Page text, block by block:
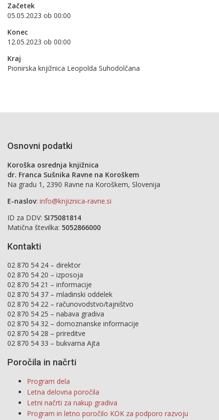
Začetek
05.05.2023 ob 00:00
Konec
12.05.2023 ob 00:00
Kraj
Pionirska knjižnica Leopolda Suhodolčana
Osnovni podatki
Koroška osrednja knjižnica
dr. Franca Sušnika Ravne na Koroškem
Na gradu 1, 2390 Ravne na Koroškem, Slovenija
E-naslov: info@knjiznica-ravne.si
ID za DDV: SI75081814
Matična številka: 5052866000
Kontakti
02 870 54 24 – direktor
02 870 54 20 – izposoja
02 870 54 21 – informacije
02 870 54 37 – mladinski oddelek
02 870 54 22 – računovodstvo/tajništvo
02 870 54 25 – nabava gradiva
02 870 54 32 – domoznanske informacije
02 870 54 28 – prireditve
02 870 54 33 – bukvarna Ajta
Poročila in načrti
Program dela
Letna delovna poročila
Letni načrti za nakup gradiva
Program in letno poročilo KOK za podporo razvoju